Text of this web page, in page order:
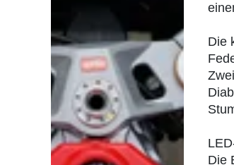
Die
Die